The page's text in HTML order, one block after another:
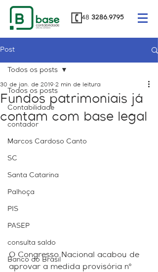
48 3286.9795
Post
Todos os posts
Contabilidade
contador
Marcos Cardoso Canto
SC
Santa Catarina
Palhoça
PIS
PASEP
consulta saldo
Banco do Brasil
Todos os posts
Fundos patrimoniais já
contam com base legal
30 de jan. de 2019 2 min de leitura
O Congresso Nacional acabou de
aprovar a medida provisória nº